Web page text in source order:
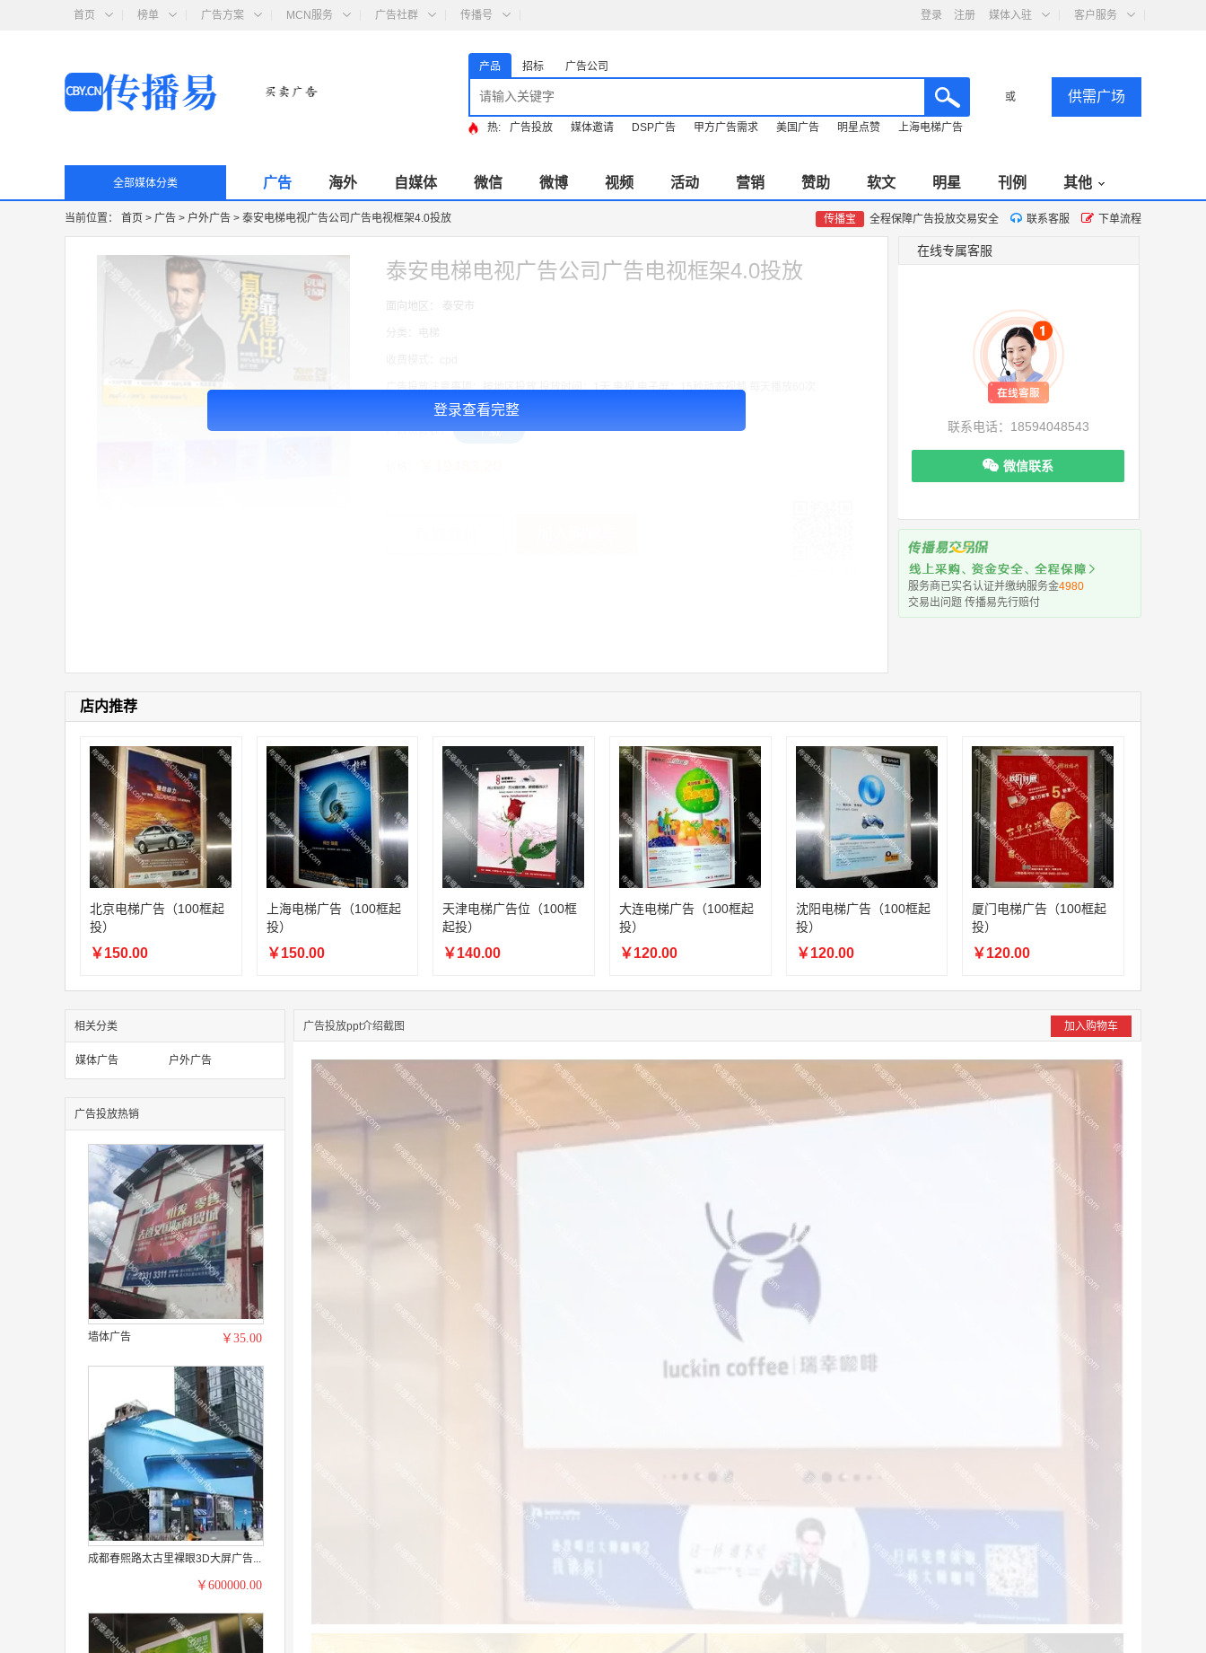
首页 榜单 广告方案 MCN服务 广告社群 传播号 登录 注册 媒体入驻 客户服务
产品 招标 广告公司
或 供需广场
热: 广告投放 媒体邀请 DSP广告 甲方广告需求 美国广告 明星点赞 上海电梯广告
全部媒体分类 广告 海外 自媒体 微信 微博 视频 活动 营销 赞助 软文 明星 刊例 其他
当前位置： 首页 > 广告 > 户外广告 > 泰安电梯电视广告公司广告电视框架4.0投放 传播宝 全程保障广告投放交易安全 联系客服 下单流程
登录查看完整
泰安电梯电视广告公司广告电视框架4.0投放
面向地区： 泰安市
广告投放注意事项：按地区投放 投放时间：1天 电视 电子屏：15秒动态视频 每天播放60次
广告资源表： 下载
04:09:07
182****6963
联系了该媒体所在商家
130****3379 联系了该媒体所在商家
08:36:41 191****0991 联系了该媒体所在商家
05:24:34 186****8762 联系了该媒体所在商家
06:11:20
166****9198 联系了该媒体所在商家
05:17:23 182****1341 联系了该媒体所在商家
03:00:41 153****4020 联系了该媒体所在商家
08:52:47 155****6115 联系了该媒体所在商家
03:27:46 181****7631
联系了该媒体所在商家
03:18:49 173****0620
联系了该媒体所在商家
03:42:33 158****0746 联系了该媒体所在商家
在线专属客服
联系电话：18594048543
微信联系
服务商已实名认证并缴纳服务金4980
交易出问题 传播易先行赔付
店内推荐
北京电梯广告（100框起
投）
￥150.00
上海电梯广告（100框起
投）
￥150.00
天津电梯广告位（100框
起投）
￥140.00
大连电梯广告（100框起
投）
￥120.00
沈阳电梯广告（100框起
投）
￥120.00
厦门电梯广告（100框起
投）
￥120.00
相关分类
媒体广告 户外广告
广告投放热销
墙体广告 ￥35.00
成都春熙路太古里裸眼3D大屏广告...
￥600000.00
广告投放ppt介绍截图 加入购物车